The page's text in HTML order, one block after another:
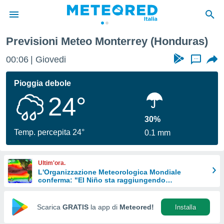
di
per
le
di
Web
Previsioni Meteo Monterrey (Honduras)
00:06 Giovedi ...
Pioggia debole
24°
Temp. percepita 24°
30%
0.1 mm
Ultim'ora.
L'Organizzazione Meteorologica Mondiale
conferma: "El Niño sta raggiungendo
Scarica GRATIS la app di Meteored! Installa